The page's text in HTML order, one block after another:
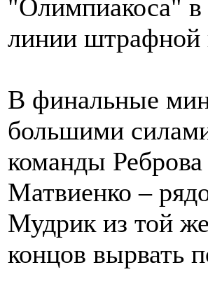
"Олимпиакоса" в
линии штрафной
В финальные
большими
команды Реброва
Матвиенко –
Мудрик из той
концов вырвать